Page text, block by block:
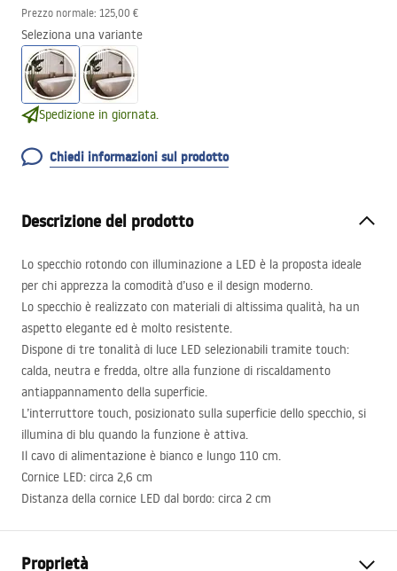
Prezzo normale: 125,00 €
Seleziona una variante
Spedizione in giornata.
Chiedi informazioni sul prodotto
Descrizione del prodotto
Lo specchio rotondo con illuminazione a LED è la proposta ideale
per chi apprezza la comodità d’uso e il design moderno.
Lo specchio è realizzato con materiali di altissima qualità, ha un
aspetto elegante ed è molto resistente.
Dispone di tre tonalità di luce LED selezionabili tramite touch:
calda, neutra e fredda, oltre alla funzione di riscaldamento
antiappannamento della superficie.
L’interruttore touch, posizionato sulla superficie dello specchio, si
illumina di blu quando la funzione è attiva.
Il cavo di alimentazione è bianco e lungo 110 cm.
Cornice LED: circa 2,6 cm
Distanza della cornice LED dal bordo: circa 2 cm
Proprietà